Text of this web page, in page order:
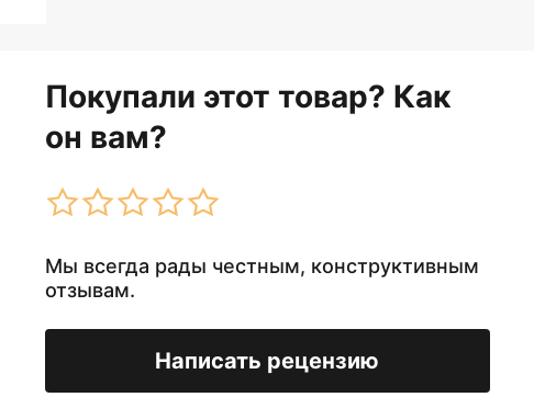
Покупали этот товар? Как
он вам?
Мы всегда рады честным, конструктивным
отзывам.
Написать рецензию